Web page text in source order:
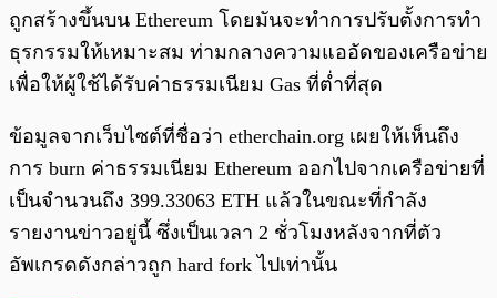
ถูกสร้างขึ้นบน Ethereum โดยมันจะทำการปรับตั้งการทำ
ธุรกรรมให้เหมาะสม ท่ามกลางความแออัดของเครือข่าย
เพื่อให้ผู้ใช้ได้รับค่าธรรมเนียม Gas ที่ต่ำที่สุด
ข้อมูลจากเว็บไซต์ที่ชื่อว่า etherchain.org เผยให้เห็นถึง
การ burn ค่าธรรมเนียม Ethereum ออกไปจากเครือข่ายที่
เป็นจำนวนถึง 399.33063 ETH แล้วในขณะที่กำลัง
รายงานข่าวอยู่นี้ ซึ่งเป็นเวลา 2 ชั่วโมงหลังจากที่ตัว
อัพเกรดดังกล่าวถูก hard fork ไปเท่านั้น